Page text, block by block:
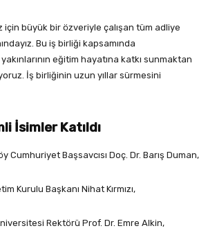
için büyük bir özveriyle çalışan tüm adliye
Bu iş birliği kapsamında
yakınlarının eğitim hayatına katkı sunmaktan
İş birliğinin uzun yıllar sürmesini
İsimler Katıldı
Cumhuriyet Başsavcısı Doç. Dr. Barış Duman,
Kurulu Başkanı Nihat Kırmızı,
Rektörü Prof. Dr. Emre Alkin,